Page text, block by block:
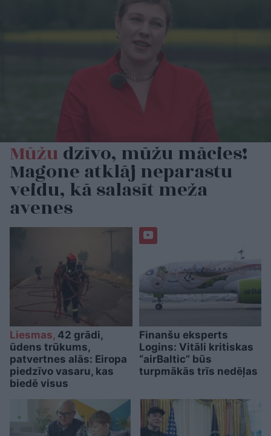
Mūžudzīvo, mūžu mācies!
Magone atklāj neparastu
veidu, kā salasīt meža
avenes
Liesmas, 42 grādi,
ūdens trūkums,
patvertnes alās: Eiropa
piedzīvo vasaru, kas
biedē visus
Finanšu eksperts
Logins: Vitāli kritiskas
“airBaltic” būs
turpmākās trīs nedēļas